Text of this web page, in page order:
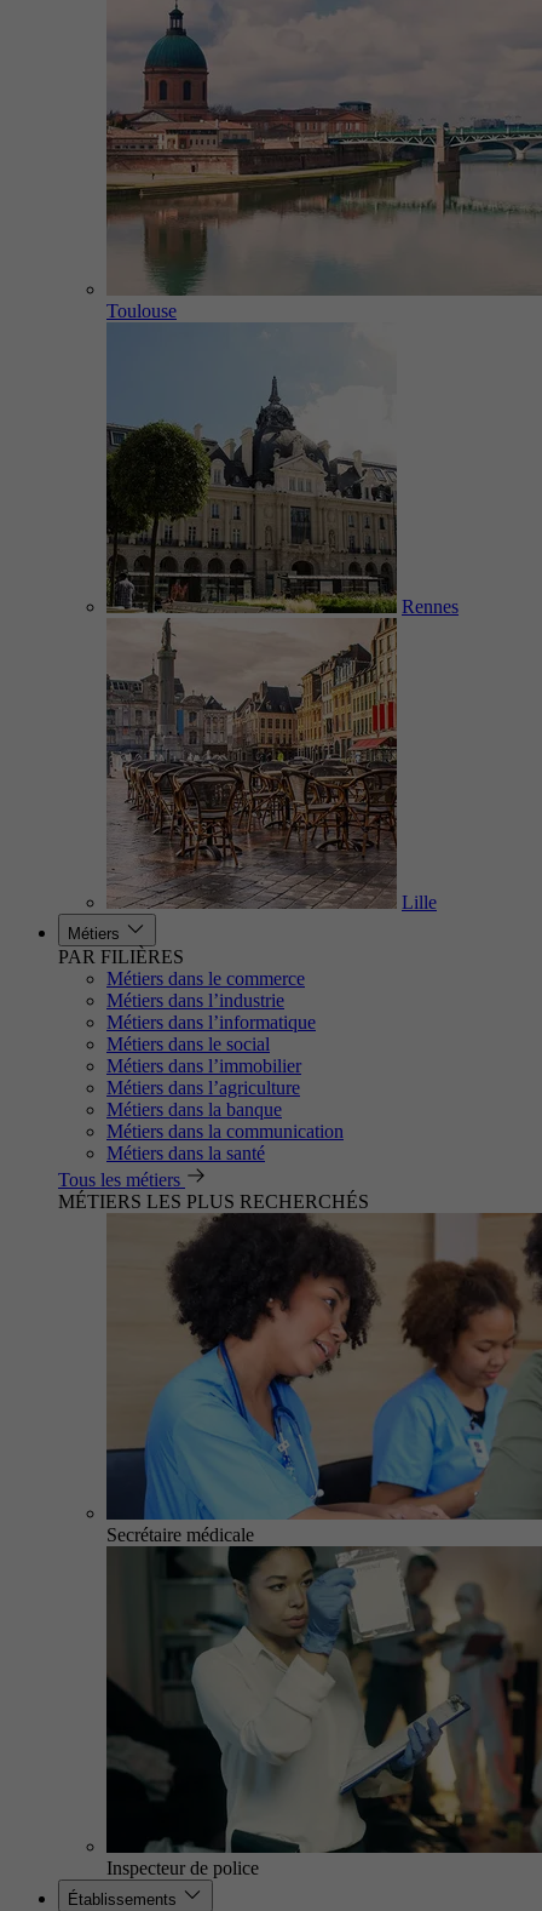
Toulouse
Rennes
Lille
Métiers
PAR FILIÈRES
Métiers dans le commerce
Métiers dans l’industrie
Métiers dans l’informatique
Métiers dans le social
Métiers dans l’immobilier
Métiers dans l’agriculture
Métiers dans la banque
Métiers dans la communication
Métiers dans la santé
Tous les métiers
MÉTIERS LES PLUS RECHERCHÉS
Secrétaire médicale
Inspecteur de police
Établissements